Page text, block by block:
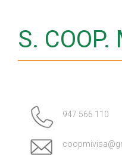
S.
947 566 110